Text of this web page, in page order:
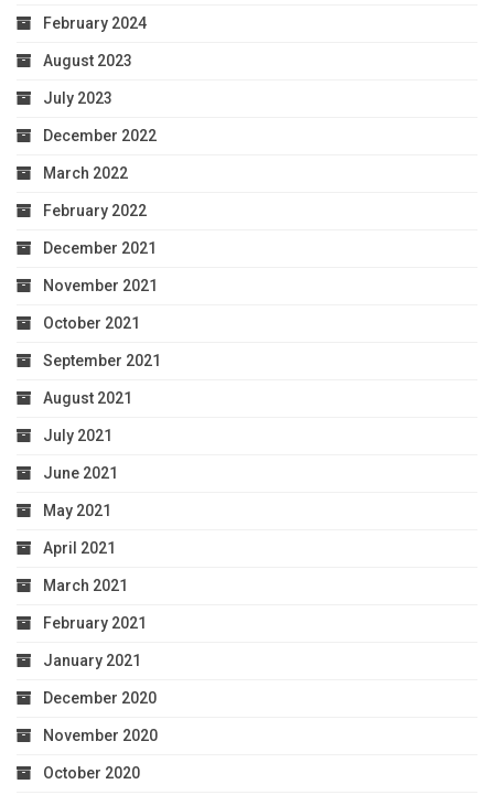
February 2024
August 2023
July 2023
December 2022
March 2022
February 2022
December 2021
November 2021
October 2021
September 2021
August 2021
July 2021
June 2021
May 2021
April 2021
March 2021
February 2021
January 2021
December 2020
November 2020
October 2020